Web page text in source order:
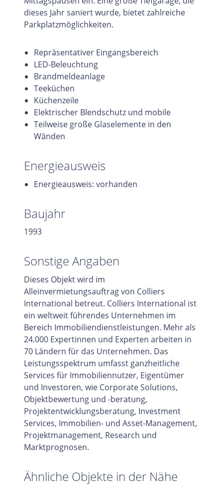
dieses Jahr saniert wurde, bietet zahlreiche
Parkplatzmöglichkeiten.
Repräsentativer Eingangsbereich
LED-Beleuchtung
Brandmeldeanlage
Teeküchen
Küchenzeile
Elektrischer Blendschutz und mobile
Teilweise große Glaselemente in den
Wänden
Energieausweis
Energieausweis: vorhanden
Baujahr
1993
Sonstige Angaben
Dieses Objekt wird im
Alleinvermietungsauftrag von Colliers
International betreut. Colliers International ist
ein weltweit führendes Unternehmen im
Bereich Immobiliendienstleistungen. Mehr als
24.000 Expertinnen und Experten arbeiten in
70 Ländern für das Unternehmen. Das
Leistungsspektrum umfasst ganzheitliche
Services für Immobiliennutzer, Eigentümer
und Investoren, wie Corporate Solutions,
Objektbewertung und -beratung,
Projektentwicklungsberatung, Investment
Services, Immobilien- und Asset-Management,
Projektmanagement, Research und
Marktprognosen.
Ähnliche Objekte in der Nähe